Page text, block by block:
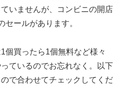
いませんが、コンビニの開店
セールがあります。
個買ったら1個無料など様々
ているのでお忘れなく。以下
で合わせてチェックしてくだ